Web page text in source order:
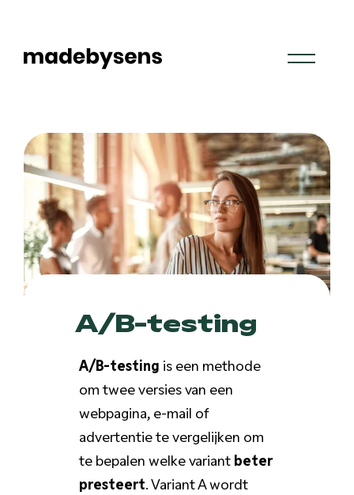
content
A/B-testing
A/B-testing is een methode
om twee versies van een
webpagina, e-mail of
advertentie te vergelijken om
te bepalen welke variantbeter
presteert. Variant A wordt